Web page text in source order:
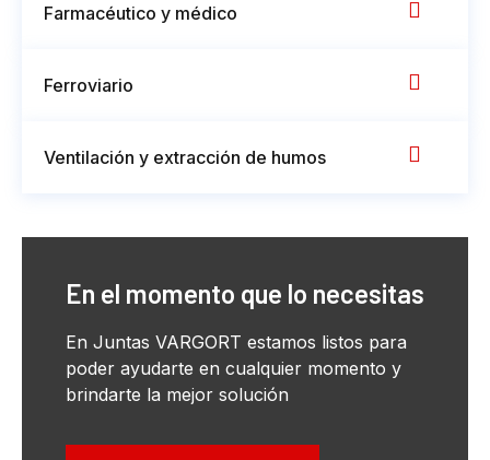
Farmacéutico y médico
Ferroviario
Ventilación y extracción de humos
En el momento que lo necesitas
En Juntas VARGORT estamos listos para
poder ayudarte en cualquier momento y
brindarte la mejor solución